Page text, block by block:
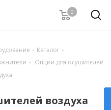
0
- Каталог -
- Опции для осушителей
воздуха